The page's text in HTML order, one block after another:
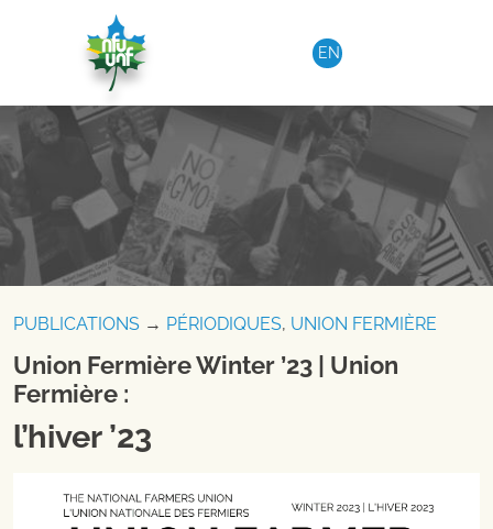
Aller au contenu
EN
PUBLICATIONS → PÉRIODIQUES, UNION FERMIÈRE
Union Fermière Winter ’23 | Union
Fermière :
l’hiver ’23